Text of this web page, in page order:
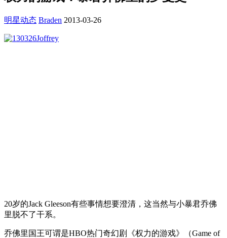
明星动态 Braden 2013-03-26
20岁的Jack Gleeson有些事情想要澄清，这当然与小暴君乔佛
里脱不了干系。
乔佛里国王可谓是HBO热门奇幻剧《权力的游戏》（Game of